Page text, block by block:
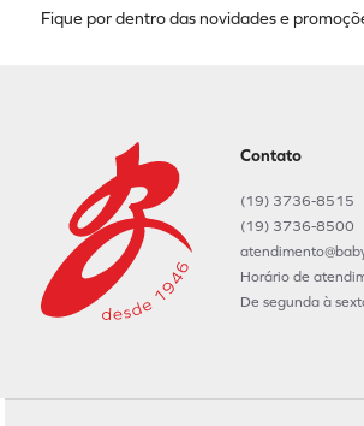
Fique por dentro das novidades e
Contato
(19) 3736-8515
(19) 3736-8500
Horário de
De segunda à